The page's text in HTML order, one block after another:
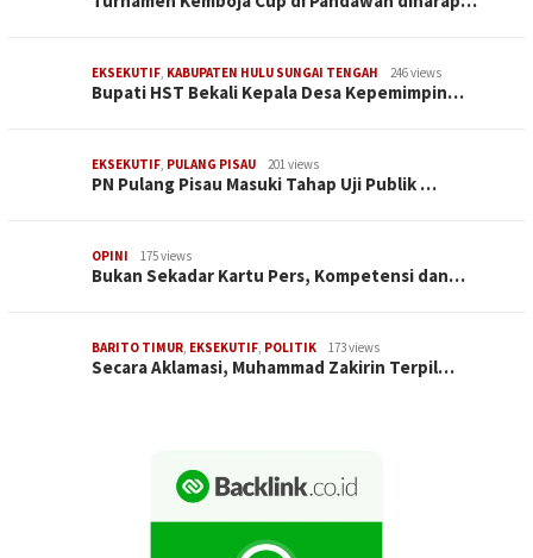
EKSEKUTIF, KABUPATEN HULU SUNGAI TENGAH 246 views
Bupati HST Bekali Kepala Desa Kepemimpin…
EKSEKUTIF, PULANG PISAU 201 views
PN Pulang Pisau Masuki Tahap Uji Publik …
OPINI 175 views
Bukan Sekadar Kartu Pers, Kompetensi dan…
BARITO TIMUR, EKSEKUTIF, POLITIK 173 views
Secara Aklamasi, Muhammad Zakirin Terpil…